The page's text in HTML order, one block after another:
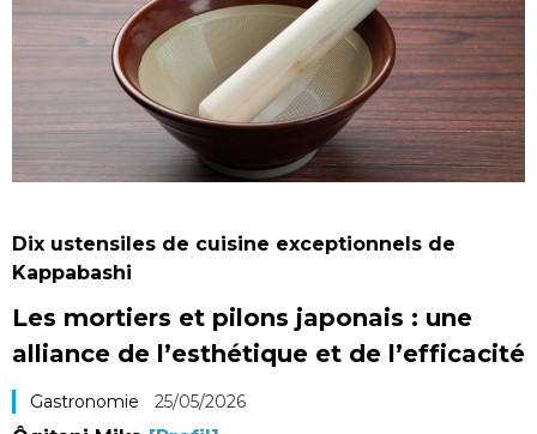
繁體字
Español
العربية
Infos de base
Dossiers
Économie
Société
Culture
Dix ustensiles de cuisine exceptionnels de
Kappabashi
Les mortiers et pilons japonais : une
alliance de l’esthétique et de l’efficacité
Gastronomie 25/05/2026